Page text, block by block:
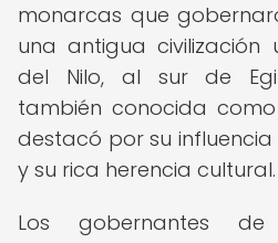
monarcas que
una antigua
del Nilo, al sur de
también conocida
destacó por su
y su rica herencia cultural.
Los gobernantes